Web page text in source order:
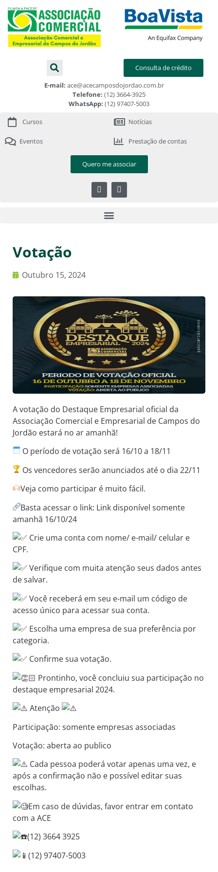
Consulta de crédito
E-mail: ace@acecamposdojordao.com.br
Telefone: (12) 3664-3925
WhatsApp: (12) 97407-5003
Cursos Notícias
Eventos Prestação de contas
Quero me associar
Votação
Outubro 15, 2024
A votação do Destaque Empresarial oficial da
Associação Comercial e Empresarial de Campos do
Jordão estará no ar amanhã!
O período de votação será 16/10 a 18/11
Os vencedores serão anunciados até o dia 22/11
Veja como participar é muito fácil.
Basta acessar o link: Link disponível somente
amanhã 16/10/24
Crie uma conta com nome/ e-mail/ celular e
CPF.
Verifique com muita atenção seus dados antes
de salvar.
Você receberá em seu e-mail um código de
acesso único para acessar sua conta.
Escolha uma empresa de sua preferência por
categoria.
Confirme sua votação.
Prontinho, você concluiu sua participação no
destaque empresarial 2024.
Atenção
Participação: somente empresas associadas
Votação: aberta ao publico
Cada pessoa poderá votar apenas uma vez, e
após a confirmação não e possível editar suas
escolhas.
Em caso de dúvidas, favor entrar em contato
com a ACE
(12) 3664 3925
(12) 97407-5003